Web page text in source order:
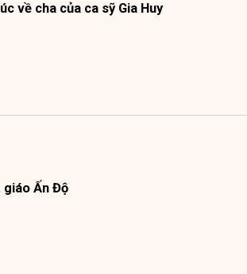
về cha của ca sỹ Gia Huy
giáo Ấn Độ